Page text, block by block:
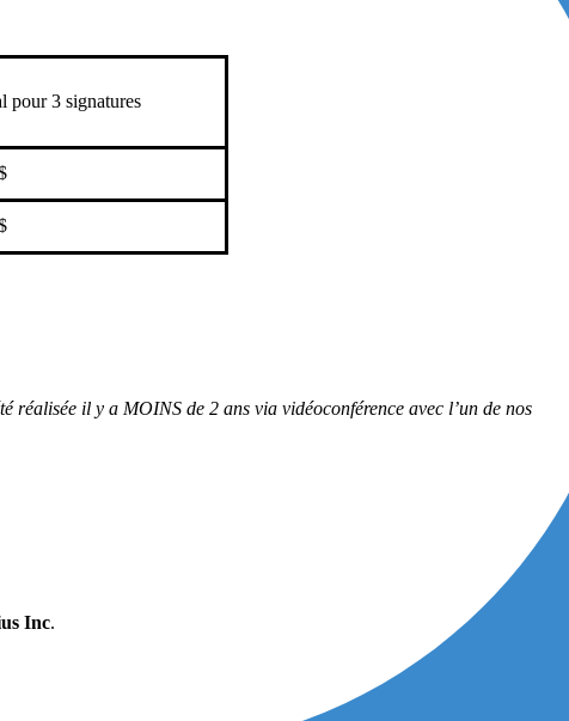
pour 3 signatures
réalisée il y a MOINS de 2 ans via vidéoconférence avec l’un de nos
Inc.